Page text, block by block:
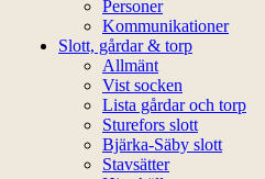
Personer
Kommunikationer
Slott, gårdar & torp
Allmänt
Vist socken
Lista gårdar och torp
Sturefors slott
Bjärka-Säby slott
Stavsätter